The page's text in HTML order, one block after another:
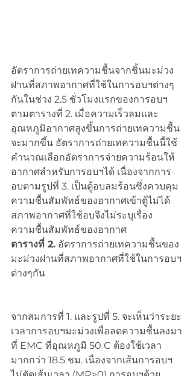
อัตราการถ่ายเทความชื้นจากชิ้นมะม่วง
ฝานที่สภาพอากาศที่ใช้ในการอบฯต่างๆ
กันในช่วง 2.5 ชั่วโมงแรกของการอบฯ
ตามตารางที่ 2. เมื่อความเร็วลมและ
อุณหภูมิอากาศสูงขึ้นการถ่ายเทความชื้น
จะมากขึ้น อัตราการถ่ายเทความชื้นนี้ใช้
คำนวณเลือกอัตราการจ่ายความร้อนให้
อากาศสำหรับการอบฯได้ เนื่องจากการ
อบตามรูปที่ 3. เป็นตู้อบลมร้อนซึ่งควบคุม
ความชื้นสัมพัทธ์ของอากาศเข้าตู้ไม่ได้
สภาพอากาศที่ใช้อบจึงไม่ระบุเรื่อง
ความชื้นสัมพัทธ์ของอากาศ
ตารางที่ 2. อัตราการถ่ายเทความชื้นของ
มะม่วงฝานที่สภาพอากาศที่ใช้ในการอบฯ
ต่างๆกัน
จากสมการที่ 1. และรูปที่ 5. จะเห็นว่าระยะ
เวลาการอบฯมะม่วงเพื่อลดความชื้นลงมา
ที่ EMC ที่อุณหภูมิ 50 C ต้องใช้เวลา
มากกว่า 18.5 ชม. เนื่องจากเส้นการอบฯ